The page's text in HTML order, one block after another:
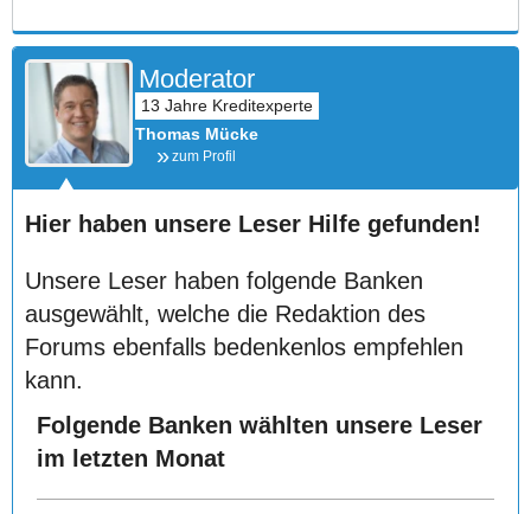
Moderator
Thomas Mücke
zum Profil
Hier haben unsere Leser Hilfe gefunden!
Unsere Leser haben folgende Banken
ausgewählt, welche die Redaktion des
Forums ebenfalls bedenkenlos empfehlen
kann.
Folgende Banken wählten unsere Leser
im letzten Monat